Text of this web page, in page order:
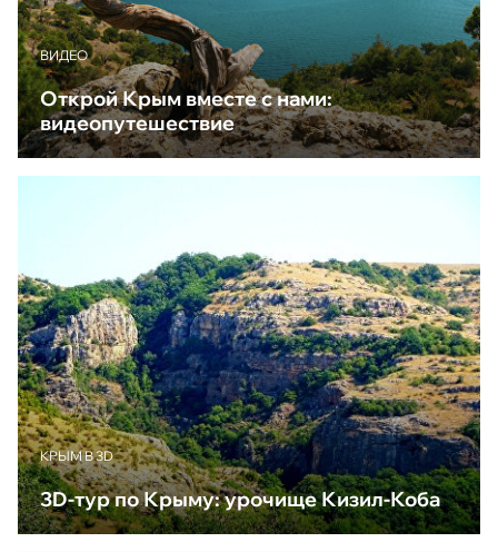
ВИДЕО
Открой Крым вместе с нами:
видеопутешествие
КРЫМ В 3D
3D-тур по Крыму: урочище Кизил-Коба